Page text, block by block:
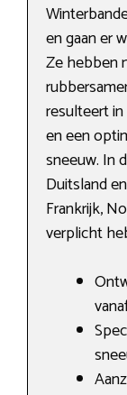
en gaan er
Ze hebben
resulteert
en een
sneeuw. In
Duitsland
Frankrijk,
verplicht